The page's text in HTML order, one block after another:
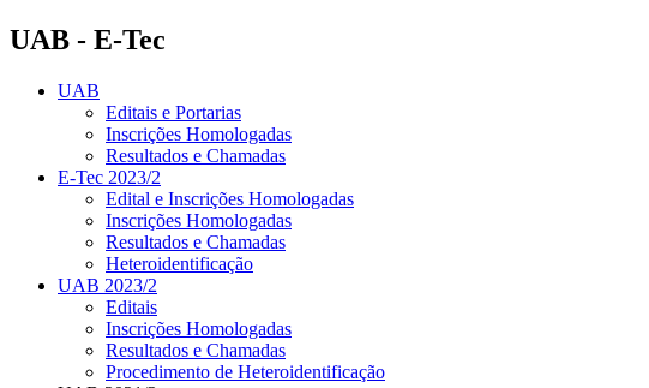
UAB - E-Tec
UAB
Editais e Portarias
Inscrições Homologadas
Resultados e Chamadas
E-Tec 2023/2
Edital e Inscrições Homologadas
Inscrições Homologadas
Resultados e Chamadas
Heteroidentificação
UAB 2023/2
Editais
Inscrições Homologadas
Resultados e Chamadas
Procedimento de Heteroidentificação